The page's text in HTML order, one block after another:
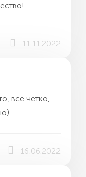
11.11.2022
все четко,
16.06.2022